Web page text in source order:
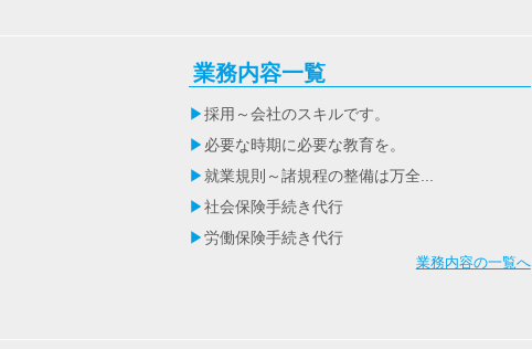
業務内容一覧
採用～会社のスキルです。
必要な時期に必要な教育を。
就業規則～諸規程の整備は万全...
社会保険手続き代行
労働保険手続き代行
業務内容の一覧へ